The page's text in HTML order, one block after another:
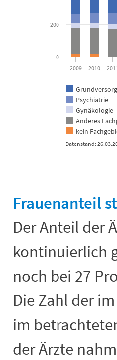
Datenstand:
Psychiatrie
Gynäkologie
Anderes
kein
2009 2010
0
200
Frauenanteil
Der Anteil der
kontinuierlich
noch bei 27
Die Zahl der
im
der Ärzte